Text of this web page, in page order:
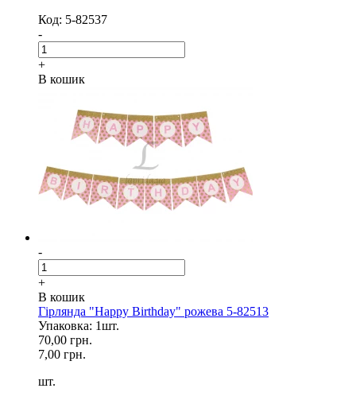
Код: 5-82537
-
+
В кошик
-
+
В кошик
Гірлянда "Happy Birthday" рожева 5-82513
Упаковка: 1шт.
70,00 грн.
7,00 грн.
шт.